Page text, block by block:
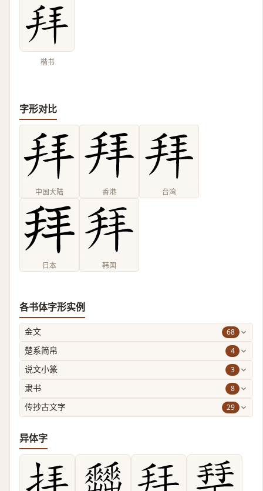
楷书
字形对比
中国大陆 香港 台湾
日本 韩国
各书体字形实例
金文 68
楚系简帛 4
说文小篆 3
隶书 8
传抄古文字 29
异体字